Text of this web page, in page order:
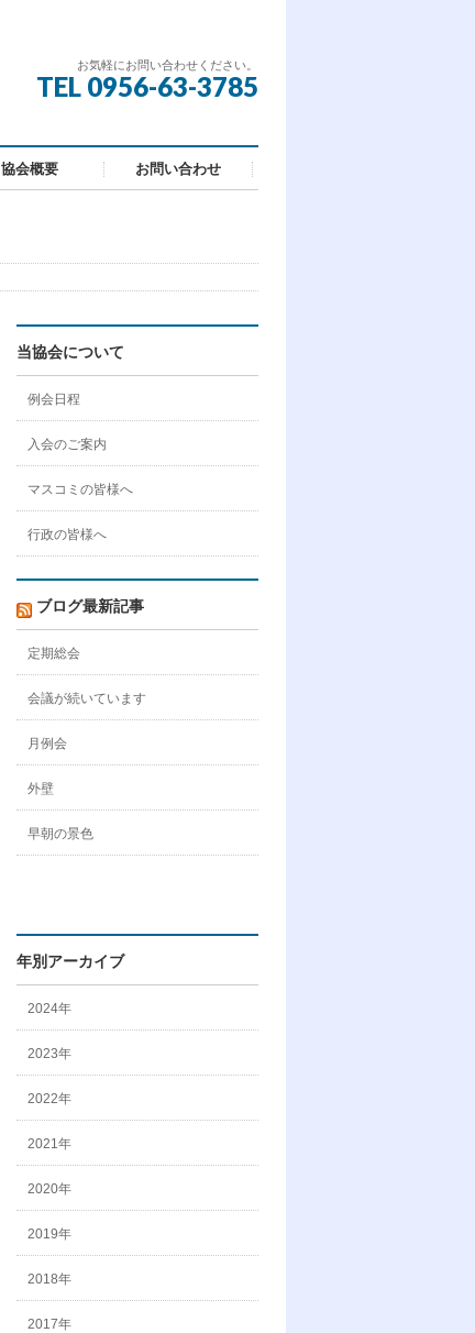
お気軽にお問い合わせください。
TEL 0956-63-3785
協会概要 お問い合わせ
当協会について
例会日程
入会のご案内
マスコミの皆様へ
行政の皆様へ
ブログ最新記事
定期総会
会議が続いています
月例会
外壁
早朝の景色
年別アーカイブ
2024年
2023年
2022年
2021年
2020年
2019年
2018年
2017年